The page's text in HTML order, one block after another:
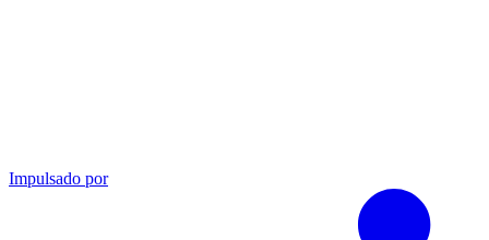
Impulsado por